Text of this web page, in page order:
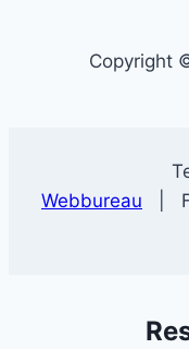
Copyright
Webbureau |